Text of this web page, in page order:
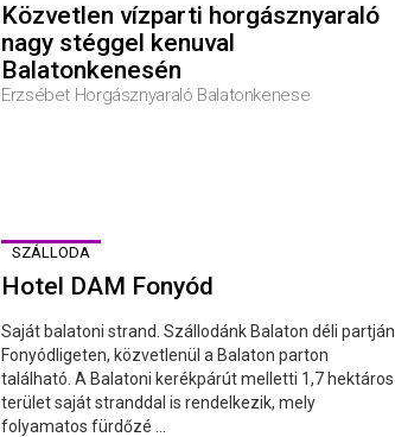
Közvetlen vízparti horgásznyaraló
nagy stéggel kenuval
Balatonkenesén
Erzsébet Horgásznyaraló Balatonkenese
SZÁLLODA
Hotel DAM Fonyód
Saját balatoni strand. Szállodánk Balaton déli partján
Fonyódligeten, közvetlenül a Balaton parton
található. A Balatoni kerékpárút melletti 1,7 hektáros
terület saját stranddal is rendelkezik, mely
folyamatos fürdőzé ...